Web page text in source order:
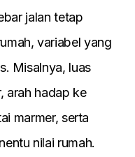
jalan tetap
variabel yang
Misalnya, luas
arah hadap ke
marmer, serta
nilai rumah.